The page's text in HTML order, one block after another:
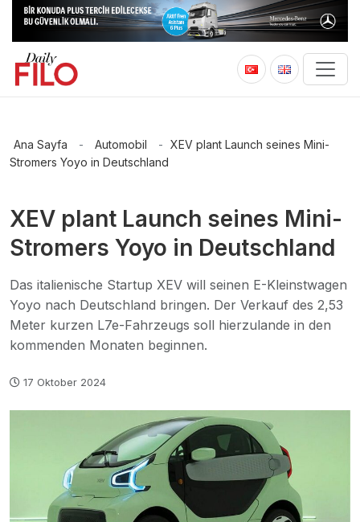
Ana Sayfa - Automobil - XEV plant Launch seines Mini-
Stromers Yoyo in Deutschland
XEV plant Launch seines Mini-
Stromers Yoyo in Deutschland
Das italienische Startup XEV will seinen E-Kleinstwagen
Yoyo nach Deutschland bringen. Der Verkauf des 2,53
Meter kurzen L7e-Fahrzeugs soll hierzulande in den
kommenden Monaten beginnen.
17 Oktober 2024